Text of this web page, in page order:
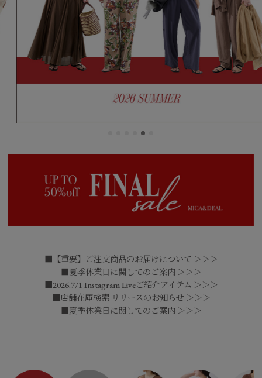
■【重要】ご注文商品のお届けについて ＞＞＞
■夏季休業日に関してのご案内 ＞＞＞
■2026.7/1 Instagram Liveご紹介アイテム ＞＞＞
■店舗在庫検索 リリースのお知らせ ＞＞＞
■夏季休業日に関してのご案内 ＞＞＞